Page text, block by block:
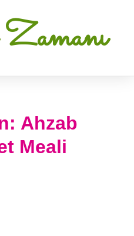
Ahzab
Meali